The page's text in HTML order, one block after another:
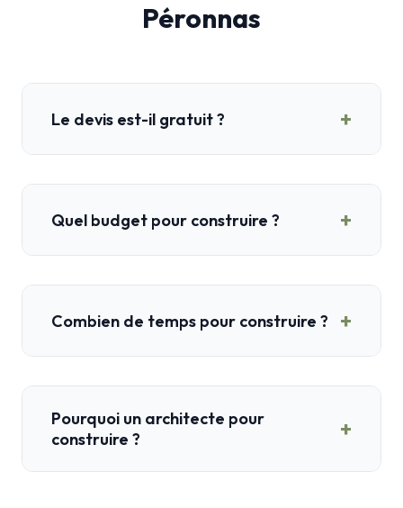
Péronnas
Le devis est-il gratuit ? +
Quel budget pour construire ? +
Combien de temps pour construire ? +
Pourquoi un architecte pour
construire ?
+